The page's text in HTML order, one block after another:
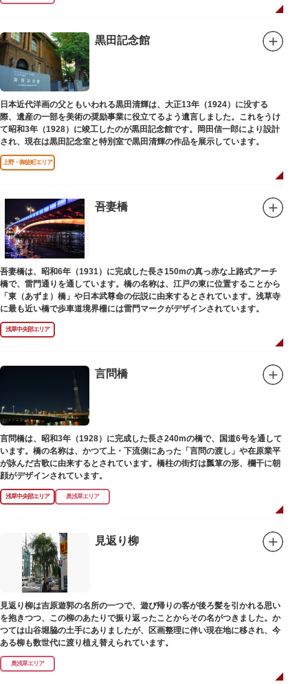
黒田記念館
日本近代洋画の父ともいわれる黒田清輝は、大正13年（1924）に没する
際、遺産の一部を美術の奨励事業に役立てるよう遺言しました。これをうけ
て昭和3年（1928）に竣工したのが黒田記念館です。岡田信一郎により設計
され、現在は黒田記念室と特別室で黒田清輝の作品を展示しています。
上野・御徒町エリア
吾妻橋
吾妻橋は、昭和6年（1931）に完成した長さ150mの真っ赤な上路式アーチ
橋で、雷門通りを通しています。橋の名称は、江戸の東に位置することから
「東（あずま）橋」や日本武尊命の伝説に由来するとされています。浅草寺
に最も近い橋で歩車道境界柵には雷門マークがデザインされています。
浅草中央部エリア
言問橋
言問橋は、昭和3年（1928）に完成した長さ240mの橋で、国道6号を通して
います。橋の名称は、かつて上・下流側にあった「言問の渡し」や在原業平
が詠んだ古歌に由来するとされています。橋柱の街灯は瓢箪の形、欄干に朝
顔がデザインされています。
浅草中央部エリア 奥浅草エリア
見返り柳
見返り柳は吉原遊郭の名所の一つで、遊び帰りの客が後ろ髪を引かれる思い
を抱きつつ、この柳のあたりで振り返ったことからその名がつきました。か
つては山谷堀脇の土手にありましたが、区画整理に伴い現在地に移され、今
ある柳も数世代に渡り植え替えられています。
奥浅草エリア